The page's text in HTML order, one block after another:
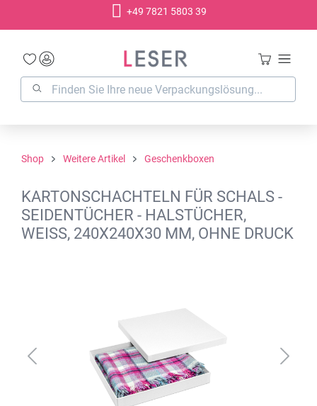
+49 7821 5803 39
Shop Weitere Artikel Geschenkboxen
KARTONSCHACHTELN FÜR SCHALS -
SEIDENTÜCHER - HALSTÜCHER,
WEISS, 240X240X30 MM, OHNE DRUCK